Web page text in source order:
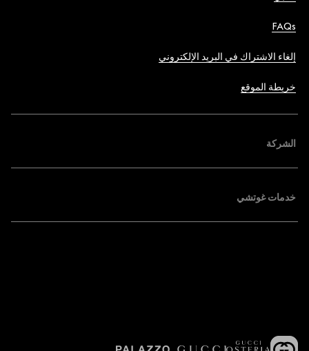
FAQs
إلغاء الاشتراك في البريد الإلكتروني
خريطة الموقع
الشركة
خدمات غوتشي